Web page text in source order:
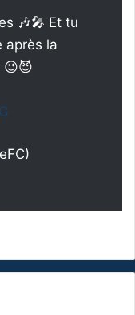
🎶🎤 Et tu
après la
😉😈